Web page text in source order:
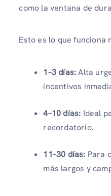
como la ventana de
Esto es lo que funciona
1–3 días:Alta
incentivos
4–10 días: Ideal
recordatorio.
11–30 días: Para
más largos y